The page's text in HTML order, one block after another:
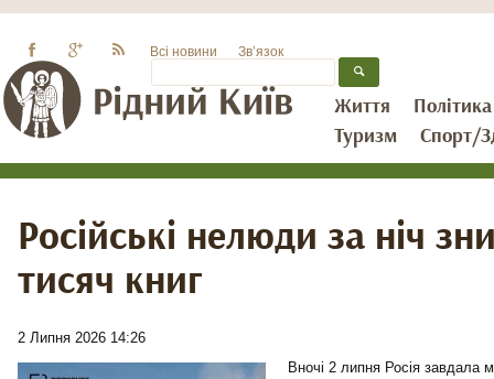
Життя
Політика
Туризм
Спорт/
Всі новини Зв’язок
Російські нелюди за ніч
тисяч книг
2 Липня 2026 14:26
Вночі 2 липня Росія завдала